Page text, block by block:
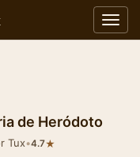
de Heródoto
Tux•4.7★